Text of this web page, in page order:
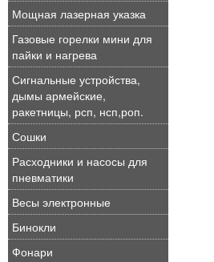
Мощная лазерная указка
Газовые горелки мини для
пайки и нагрева
Сигнальные устройства,
дымы армейские,
ракетницы, рсп, нсп,роп.
Сошки
Расходники и насосы для
пневматики
Весы электронные
Бинокли
Фонари